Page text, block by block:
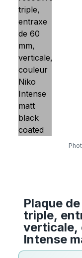
Plaque
triple,
verticale,
Intense